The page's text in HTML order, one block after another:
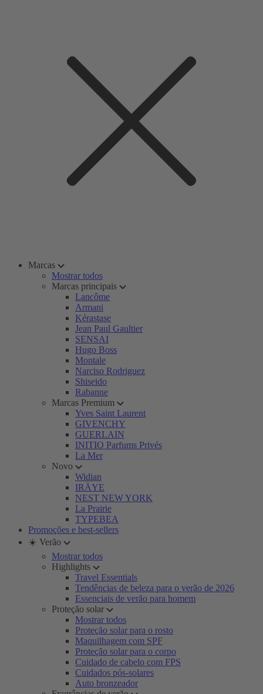
Marcas
Mostrar todos
Marcas principais
Lancôme
Armani
Kérastase
Jean Paul Gaultier
SENSAI
Hugo Boss
Montale
Narciso Rodriguez
Shiseido
Rabanne
Marcas Premium
Yves Saint Laurent
GIVENCHY
GUERLAIN
INITIO Parfums Privés
La Mer
Novo
Widian
IRÄYE
NEST NEW YORK
La Prairie
TYPEBEA
Promoções e best-sellers
☀️ Verão
Mostrar todos
Highlights
Travel Essentials
Tendências de beleza para o verão de 2026
Essenciais de verão para homem
Proteção solar
Mostrar todos
Proteção solar para o rosto
Maquilhagem com SPF
Proteção solar para o corpo
Cuidado de cabelo com FPS
Cuidados pós-solares
Auto bronzeador